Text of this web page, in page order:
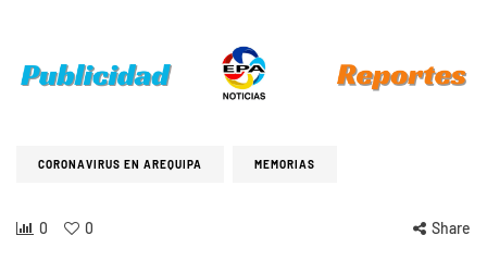
CORONAVIRUS EN AREQUIPA MEMORIAS
0 0 Share